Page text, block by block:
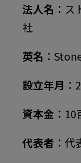
法人名 ：
社
英名 ：
設立年月
資本金 ：
代表者 ：